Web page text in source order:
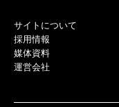
サイトについて
採用情報
媒体資料
運営会社